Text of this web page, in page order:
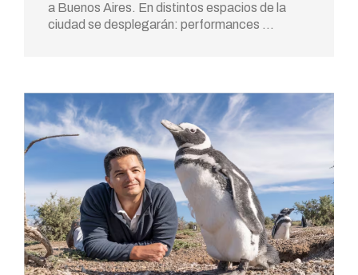
a Buenos Aires. En distintos espacios de la
ciudad se desplegarán: performances …